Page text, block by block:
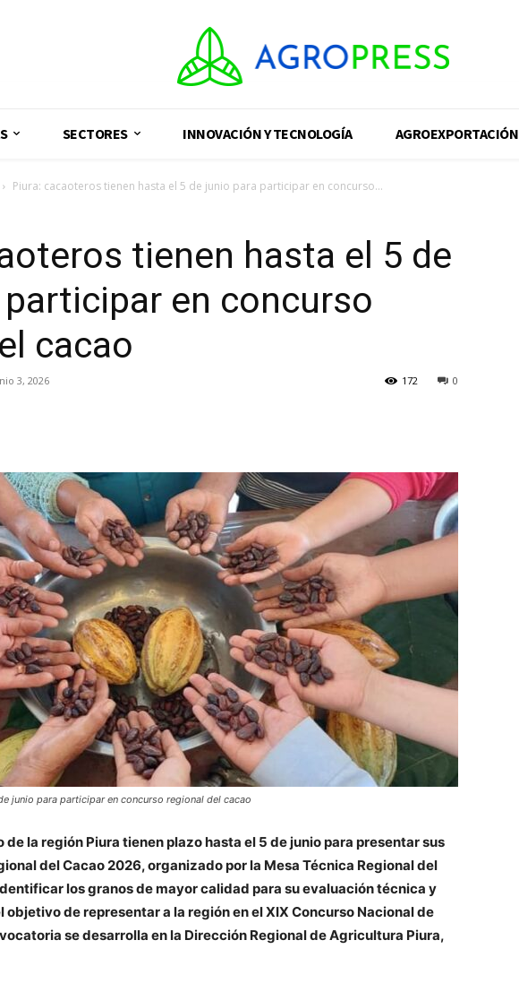
SECTORES INNOVACIÓN Y TECNOLOGÍA AGROEXPORTACIÓN
Piura: cacaoteros tienen hasta el 5 de junio para participar en concurso...
tienen hasta el 5 de
en concurso
cacao
3, 2026 0
172
junio para participar en concurso regional del cacao
la región Piura tienen plazo hasta el 5 de junio para presentar sus
del Cacao 2026, organizado por la Mesa Técnica Regional del
los granos de mayor calidad para su evaluación técnica y
de representar a la región en el XIX Concurso Nacional de
se desarrolla en la Dirección Regional de Agricultura Piura,